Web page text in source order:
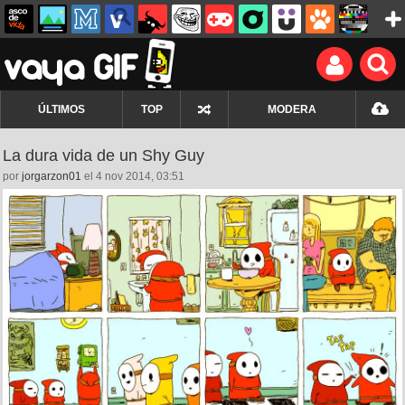
ÚLTIMOS TOP MODERA
La dura vida de un Shy Guy
por jorgarzon01 el 4 nov 2014, 03:51